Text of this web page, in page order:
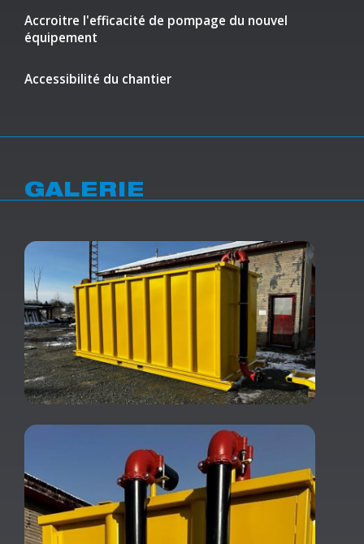
Accroitre l'efficacité de pompage du nouvel
équipement
Accessibilité du chantier
GALERIE